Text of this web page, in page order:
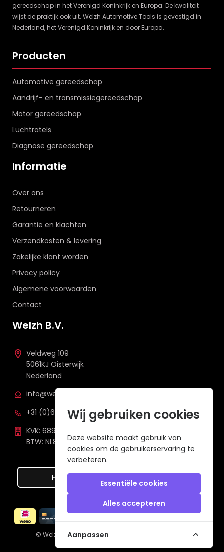
gereedschap in het Verenigd Koninkrijk en Europa. De kwaliteit
wijst de praktijk ook uit. Welzh Automotive Tools is gevestigd in
Nederland, het Verenigd Koninkrijk en door Europa.
Producten
Automotive gereedschap
Aandrijf- en transmissiegereedschap
Motor gereedschap
Luchtratels
Diagnose gereedschap
Informatie
Over ons
Retourneren
Garantie en klachten
Verzendkosten & levering
Zakelijke klant worden
Privacy policy
Algemene voorwaarden
Contact
Welzh B.V.
Veldweg 109
5061KJ Oisterwijk
Nederland
info@welzh.nl
+31 (0)6 26 51 83 20
KVK: 68977387
BTW: NL857672988B01
Hier de overeenkomst ontbinden
© Welzh B.V. 2026 een webshop van
Veilig betalen met
Wij gebruiken cookies
Deze website maakt gebruik van
cookies om de gebruikerservaring te
verbeteren.
Essentiële cookies
Alles accepteren
Aanpassen